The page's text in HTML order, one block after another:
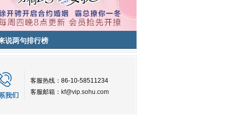
说两句排行榜
客服热线：86-10-58511234
客服邮箱： kf@vip.sohu.com